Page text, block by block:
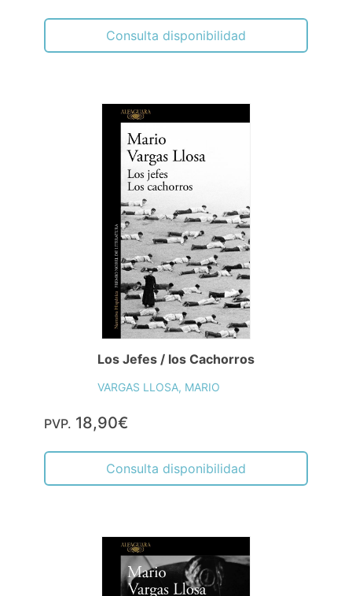
Consulta disponibilidad
Los Jefes / los Cachorros
VARGAS LLOSA, MARIO
PVP. 18,90€
Consulta disponibilidad